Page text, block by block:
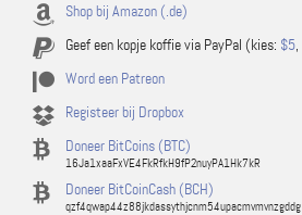
Shop bij Amazon (.de)
Geef een kopje koffie via PayPal (kies: $5,
Word een Patreon
Registeer bij Dropbox
Doneer BitCoins (BTC)
16Ja1xaaFxVE4FkRfkH9fP2nuyPA1Hk7kR
Doneer BitCoinCash (BCH)
qzf4qwap44z88jkdassythjcnm54upacmvmvnzgddg